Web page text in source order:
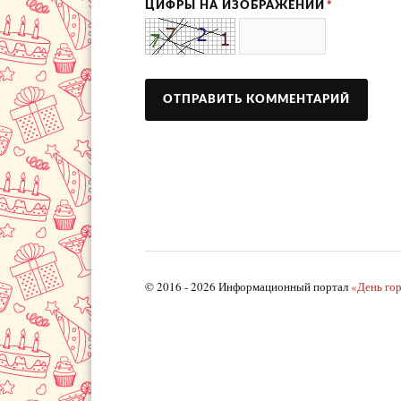
ЦИФРЫ НА ИЗОБРАЖЕНИИ *
© 2016 - 2026 Информационный портал «День